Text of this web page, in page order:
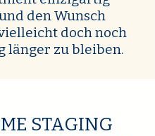
den Wunsch
doch noch
länger zu bleiben.
STAGING